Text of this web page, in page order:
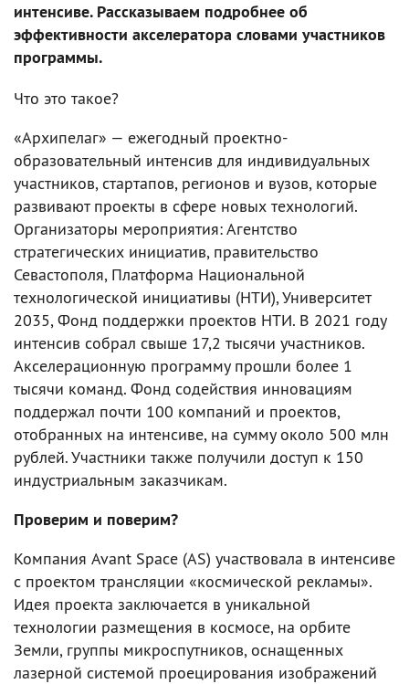
интенсиве. Рассказываем подробнее об
эффективности акселератора словами участников
программы.
Что это такое?
«Архипелаг» — ежегодный проектно-
образовательный интенсив для индивидуальных
участников, стартапов, регионов и вузов, которые
развивают проекты в сфере новых технологий.
Организаторы мероприятия: Агентство
стратегических инициатив, правительство
Севастополя, Платформа Национальной
технологической инициативы (НТИ), Университет
2035, Фонд поддержки проектов НТИ. В 2021 году
интенсив собрал свыше 17,2 тысячи участников.
Акселерационную программу прошли более 1
тысячи команд. Фонд содействия инновациям
поддержал почти 100 компаний и проектов,
отобранных на интенсиве, на сумму около 500 млн
рублей. Участники также получили доступ к 150
индустриальным заказчикам.
Проверим и поверим?
Компания Avant Space (AS) участвовала в интенсиве
с проектом трансляции «космической рекламы».
Идея проекта заключается в уникальной
технологии размещения в космосе, на орбите
Земли, группы микроспутников, оснащенных
лазерной системой проецирования изображений